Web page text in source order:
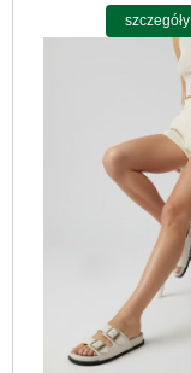
szczegóły